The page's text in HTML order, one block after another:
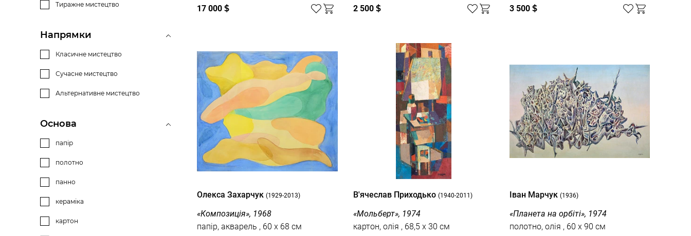
Тиражне мистецтво
Напрямки
Класичне мистецтво
Сучасне мистецтво
Альтернативне мистецтво
Основа
папір
полотно
панно
кераміка
картон
17 000$
2 500$
3 500 $
Олекса Захарчук(1929-2013)
«Композиція», 1968
папір, акварель , 60 x 68 см
В'ячеслав Приходько(1940-2011)
«Мольберт», 1974
картон, олія , 68,5 x 30 см
Іван Марчук (1936)
«Планета на орбіті», 1974
полотно, олія , 60 x 90 см